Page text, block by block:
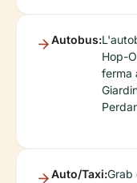
Autobus:
Hop-
ferma
Auto/Taxi:Grab